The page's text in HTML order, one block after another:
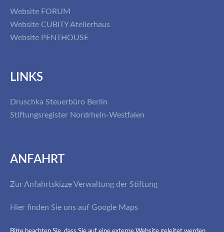
Website FORUM
Website CUBITY Atelierhaus
Website PENTHOUSE
LINKS
Druschka Steuerbüro Berlin
Stiftungsregister Nordrhein-Westfalen
ANFAHRT
Zur Anfahrtskizze Verwaltung der Stiftung
Hier finden Sie uns auf Google Maps